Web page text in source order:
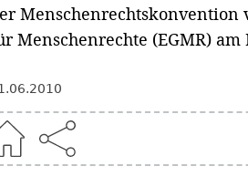
Menschenrechtskonvention
Menschenrechte (EGMR)